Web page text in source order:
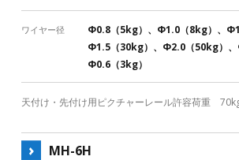
ワイヤー径
Φ0.8（5kg）、Φ1.0（8kg）、
Φ1.5（30kg）、Φ2.0（50kg）、
Φ0.6（3kg）
天付け・先付け用ピクチャーレール許容荷重
MH-6H